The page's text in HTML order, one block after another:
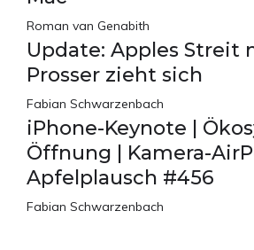
Roman van Genabith
Update: Apples Streit
Prosser zieht sich
Fabian Schwarzenbach
iPhone-Keynote |
Öffnung | Kamera-
Apfelplausch #456
Fabian Schwarzenbach